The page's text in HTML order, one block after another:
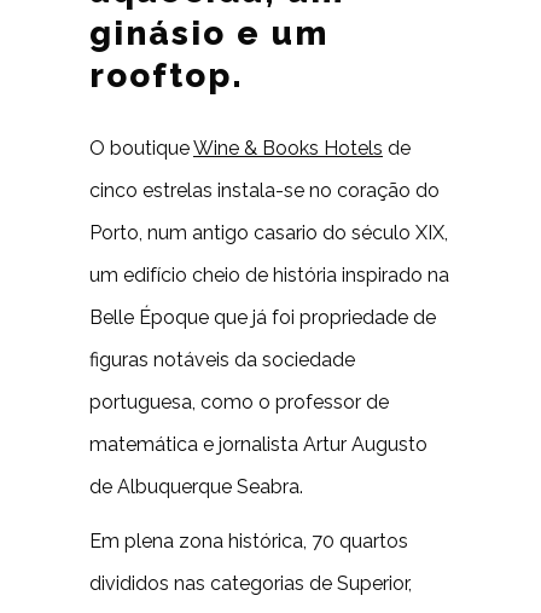
ginásio e um
rooftop.
O boutiqueWine & Books Hotels de
cinco estrelas instala-se no coração do
Porto, num antigo casario do século XIX,
um edifício cheio de história inspirado na
Belle Époque que já foi propriedade de
figuras notáveis da sociedade
portuguesa, como o professor de
matemática e jornalista Artur Augusto
de Albuquerque Seabra.
Em plena zona histórica, 70 quartos
divididos nas categorias de Superior,